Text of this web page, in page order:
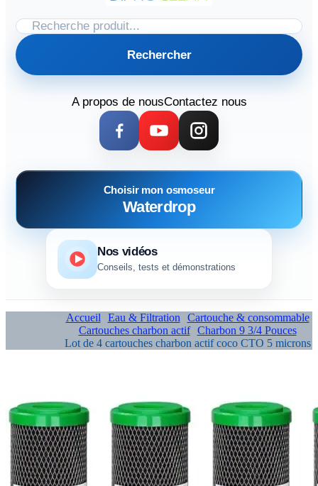
Rechercher
A propos de nousContactez nous
Choisir mon osmoseur
Waterdrop
Nos vidéos
Conseils, tests et démonstrations
Accueil Eau & Filtration
Cartouche & consommable
Cartouches charbon actif
Charbon 9 3/4 Pouces
Lot de 4 cartouches charbon actif coco CTO 5 microns